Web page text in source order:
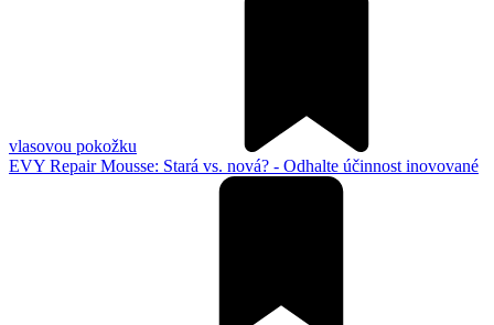
vlasovou pokožku
EVY Repair Mousse: Stará vs. nová? - Odhalte účinnost inovované